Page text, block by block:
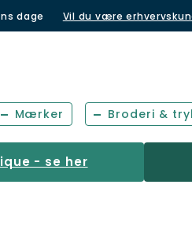
dage Vil du være
Mærker Broderi &
- se her